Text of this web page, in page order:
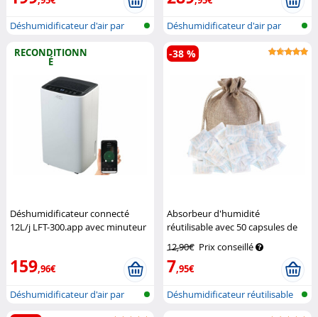
Déshumidificateur d'air par
Déshumidificateur d'air par
réseau...
RECONDITIONN
É
Déshumidificateur connecté
12L/j LFT-300.app avec minuteur
159,96€
Déshumidificateur d'air par
réseau...
Absorbeur d'humidité
réutilisable avec 50 capsules de
Sichler
Haushaltsgeräte
12,90€ Prix conseillé
7,95€
-38 %
Déshumidificateur réutilisable